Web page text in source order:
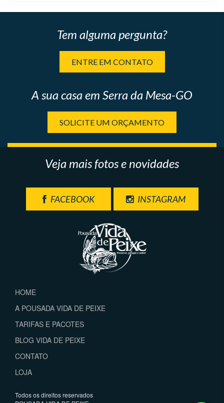
Tem alguma pergunta?
ENTRE EM CONTATO
A sua casa em Serra da Mesa-GO
SOLICITE UM ORÇAMENTO
Veja mais fotos e novidades
FACEBOOK INSTAGRAM
HOME
A POUSADA VIDA DE PEIXE
TARIFAS E PACOTES
BLOG VIDA DE PEIXE
CONTATO
LOJA
Todos os direitos reservados